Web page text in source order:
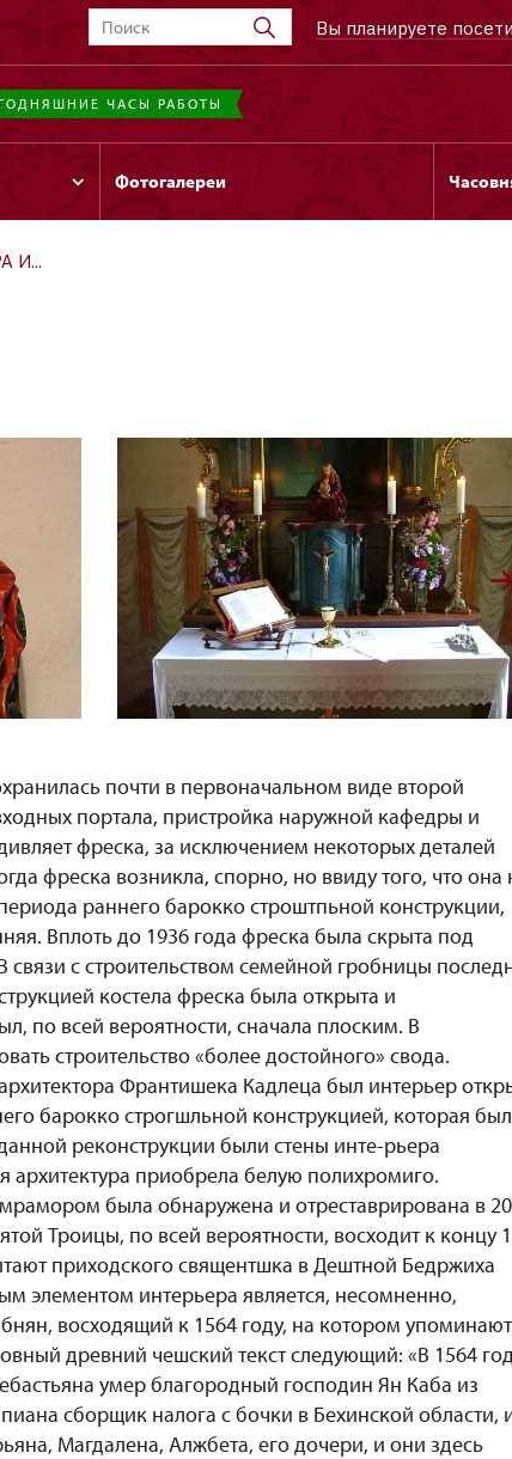
Вы планируете
ЧАСЫ РАБОТЫ
Фотогалереи
И...
почти в первоначальном виде второй
портала, пристройка наружной кафедры и
фреска, за исключением некоторых деталей
фреска возникла, спорно, но ввиду того, что она
раннего барокко строштпьной конструкции,
Вплоть до 1936 года фреска была скрыта под
с строительством семейной гробницы
костела фреска была открыта и
по всей вероятности, сначала плоским. В
строительство «более достойного» свода.
Франтишека Кадлеца был интерьер
барокко строгшльной конструкцией, которая
реконструкции были стены инте-рьера
приобрела белую полихромиго.
была обнаружена и отреставрирована в
Троицы, по всей вероятности, восходит к концу
приходского священтшка в Дештной Бедржиха
элементом интерьера является, несомненно,
восходящий к 1564 году, на котором
древний чешский текст следующий: «В 1564
умер благородный господин Ян Каба из
сборщик налога с бочки в Бехинской области,
Магдалена, Алжбета, его дочери, и они здесь